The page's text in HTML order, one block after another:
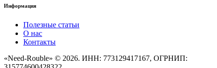
Информация
Полезные статьи
О нас
Контакты
«Need-Rouble» © 2026. ИНН: 773129417167, ОГРНИП: